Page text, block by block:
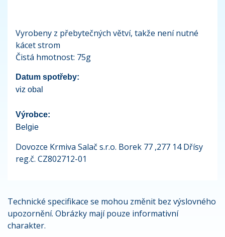
Vyrobeny z přebytečných větví, takže není nutné
kácet strom
Čistá hmotnost: 75g
Datum spotřeby:
viz obal
Výrobce:
Belgie
Dovozce Krmiva Salač s.r.o. Borek 77 ,277 14 Dřísy
reg.č. CZ802712-01
Technické specifikace se mohou změnit bez výslovného
upozornění. Obrázky mají pouze informativní
charakter.